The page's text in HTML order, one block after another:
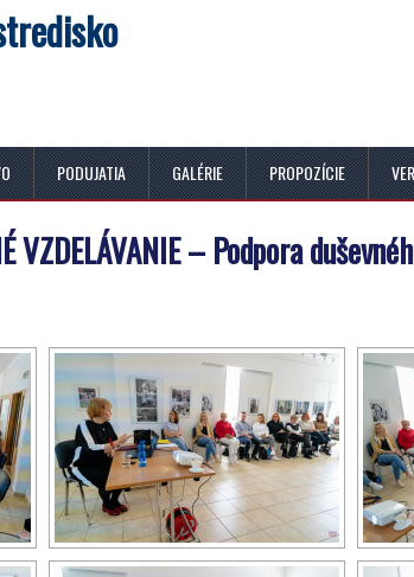
PODUJATIA GALÉRIE PROPOZÍCIE
VZDELÁVANIE – Podpora